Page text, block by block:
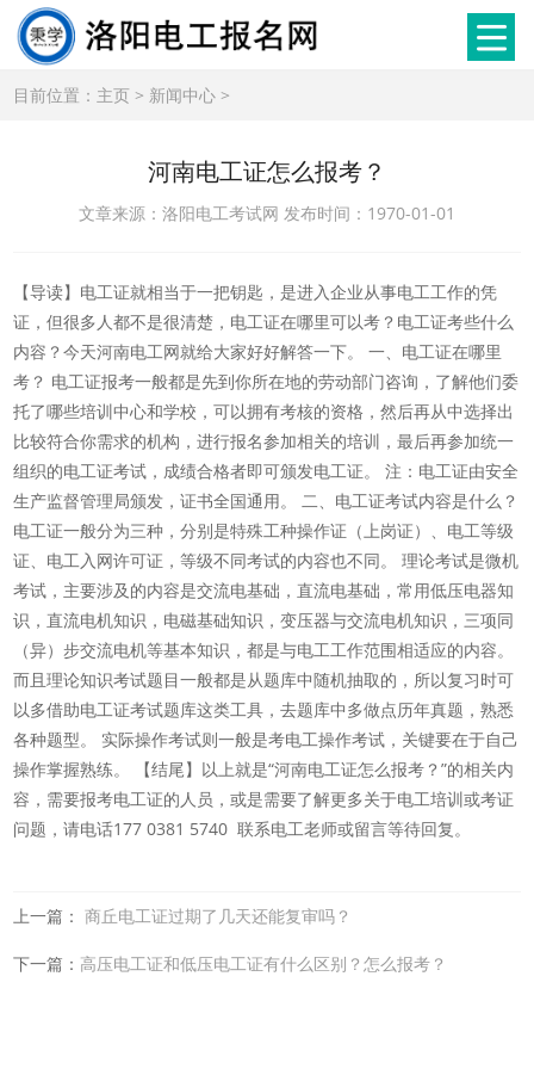
目前位置： 主页 > 新闻中心 >
河南电工证怎么报考？
文章来源：洛阳电工考试网 发布时间：1970-01-01
【导读】电工证就相当于一把钥匙，是进入企业从事电工工作的凭
证，但很多人都不是很清楚，电工证在哪里可以考？电工证考些什么
内容？今天河南电工网就给大家好好解答一下。 一、电工证在哪里
考？ 电工证报考一般都是先到你所在地的劳动部门咨询，了解他们委
托了哪些培训中心和学校，可以拥有考核的资格，然后再从中选择出
比较符合你需求的机构，进行报名参加相关的培训，最后再参加统一
组织的电工证考试，成绩合格者即可颁发电工证。 注：电工证由安全
生产监督管理局颁发，证书全国通用。 二、电工证考试内容是什么？
电工证一般分为三种，分别是特殊工种操作证（上岗证）、电工等级
证、电工入网许可证，等级不同考试的内容也不同。 理论考试是微机
考试，主要涉及的内容是交流电基础，直流电基础，常用低压电器知
识，直流电机知识，电磁基础知识，变压器与交流电机知识，三项同
（异）步交流电机等基本知识，都是与电工工作范围相适应的内容。
而且理论知识考试题目一般都是从题库中随机抽取的，所以复习时可
以多借助电工证考试题库这类工具，去题库中多做点历年真题，熟悉
各种题型。 实际操作考试则一般是考电工操作考试，关键要在于自己
操作掌握熟练。 【结尾】以上就是“河南电工证怎么报考？”的相关内
容，需要报考电工证的人员，或是需要了解更多关于电工培训或考证
问题，请电话177 0381 5740 联系电工老师或留言等待回复。
上一篇： 商丘电工证过期了几天还能复审吗？
下一篇： 高压电工证和低压电工证有什么区别？怎么报考？